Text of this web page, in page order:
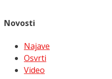
Novosti
Najave
Osvrti
Video